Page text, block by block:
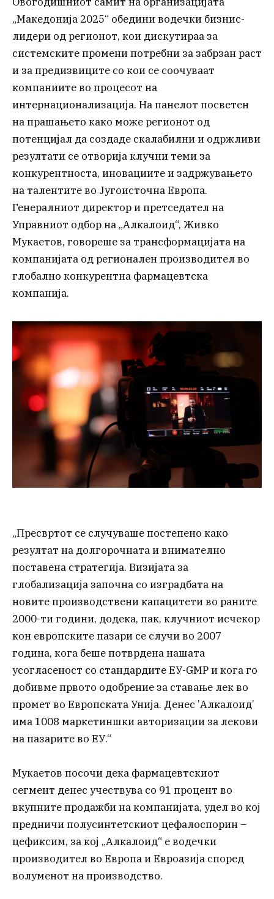
„Македонија 2025“ обедини водечки бизнис-
лидери од регионот, кои дискутираа за
системските промени потребни за забрзан раст
и за предизвиците со кои се соочуваат
компаниите во процесот на
интернационализација. На панелот посветен
на прашањето како може регионот од
потенцијал да создаде скалабилни и одржливи
резултати се отворија клучни теми за
конкурентноста, иновациите и задржувањето
на талентите во Југоисточна Европа.
Генералниот директор и претседател на
Управниот одбор на „Алкалоид“, Живко
Мукаетов, говореше за трансформацијата на
компанијата од регионален производител во
глобално конкурентна фармацевтска
компанија.
„Пресвртот се случуваше постепено како
резултат на долгорочната и внимателно
поставена стратегија. Визијата за
глобализација започна со изградбата на
новите производствени капацитети во раните
2000-ти години, додека, пак, клучниот исчекор
кон европските пазари се случи во 2007
година, кога беше потврдена нашата
усогласеност со стандардите ЕУ-GMP и кога го
добивме првото одобрение за ставање лек во
промет во Европската Унија. Денес ’Алкалоид’
има 1008 маркетиншки авторизации за лекови
на пазарите во ЕУ.“
Мукаетов посочи дека фармацевтскиот
сегмент денес учествува со 91 процент во
вкупните продажби на компанијата, удел во кој
предничи полусинтетскиот цефалоспорин –
цефиксим, за кој „Алкалоид“ е водечки
производител во Европа и Евроазија според
волуменот на производство.